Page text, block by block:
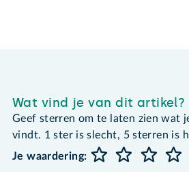
Wat vind je van dit artikel?
Geef sterren om te laten zien wat
vindt. 1 ster is slecht, 5 sterren is
Je waardering: